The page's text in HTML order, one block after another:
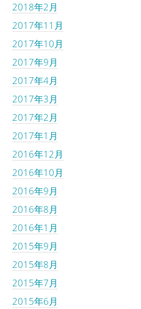
2018年2月
2017年11月
2017年10月
2017年9月
2017年4月
2017年3月
2017年2月
2017年1月
2016年12月
2016年10月
2016年9月
2016年8月
2016年1月
2015年9月
2015年8月
2015年7月
2015年6月